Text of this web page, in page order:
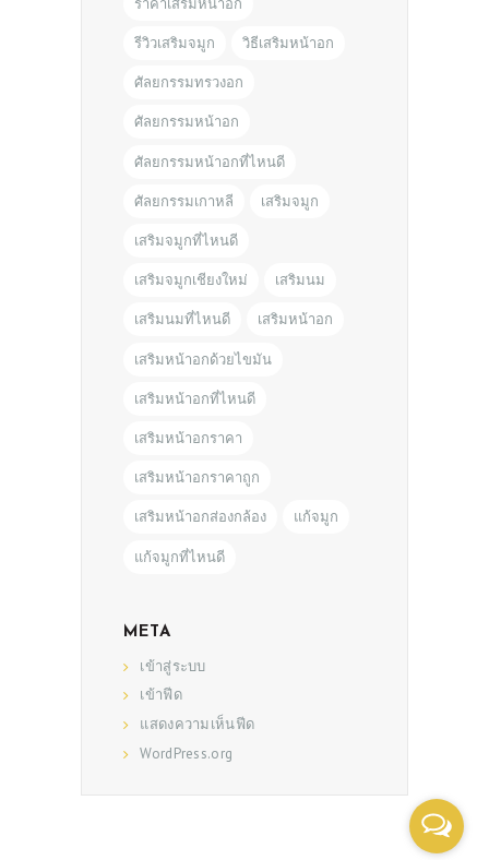
รีวิวเสริมจมูก วิธีเสริมหน้าอก
ศัลยกรรมทรวงอก
ศัลยกรรมหน้าอก
ศัลยกรรมหน้าอกที่ไหนดี
ศัลยกรรมเกาหลี เสริมจมูก
เสริมจมูกที่ไหนดี
เสริมจมูกเชียงใหม่ เสริมนม
เสริมนมที่ไหนดี เสริมหน้าอก
เสริมหน้าอกด้วยไขมัน
เสริมหน้าอกที่ไหนดี
เสริมหน้าอกราคา
เสริมหน้าอกราคาถูก
เสริมหน้าอกส่องกล้อง แก้จมูก
แก้จมูกที่ไหนดี
META
เข้าสู่ระบบ
เข้าฟีด
แสดงความเห็นฟีด
WordPress.org